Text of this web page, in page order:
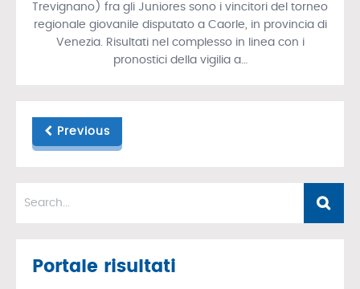
Trevignano) fra gli Juniores sono i vincitori del torneo
regionale giovanile disputato a Caorle, in provincia di
Venezia. Risultati nel complesso in linea con i
pronostici della vigilia a…
Previous
Portale risultati